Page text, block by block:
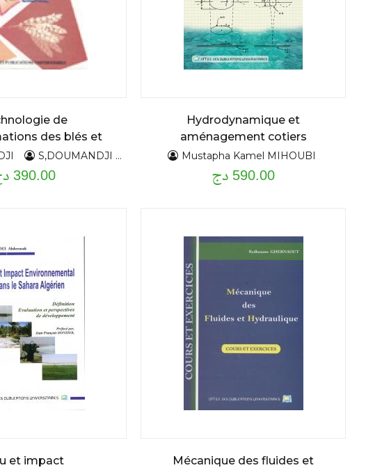
Hydrodynamique et
aménagement cotiers
Mustapha Kamel MIHOUBI
590.00 دج
de
des blés et
aux insectes au
stock
S,DOUMANDJI Salaheddine B,DOUMANDJI Mitiche Bahia
390.00 دج
Mécanique des fluides et
et impact